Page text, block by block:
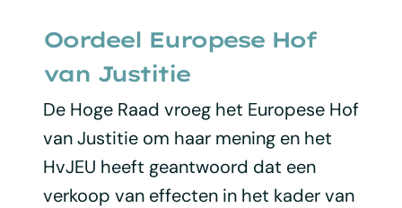
Oordeel Europese Hof
van Justitie
De Hoge Raad vroeg het Europese Hof
van Justitie om haar mening en het
HvJEU heeft geantwoord dat een
verkoop van effecten in het kader van